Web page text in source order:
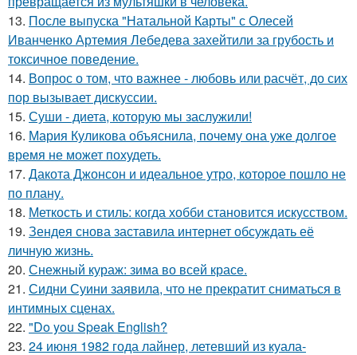
13. После выпуска "Натальной Карты" с Олесей
Иванченко Артемия Лебедева захейтили за грубость и
токсичное поведение.
14. Вопрос о том, что важнее - любовь или расчёт, до сих
пор вызывает дискуссии.
15. Суши - диета, которую мы заслужили!
16. Мария Куликова объяснила, почему она уже долгое
время не может похудеть.
17. Дакота Джонсон и идеальное утро, которое пошло не
по плану.
18. Меткость и стиль: когда хобби становится искусством.
19. Зендея снова заставила интернет обсуждать её
личную жизнь.
20. Снежный кураж: зима во всей красе.
21. Сидни Суини заявила, что не прекратит сниматься в
интимных сценах.
22. "Do you Speak English?
23. 24 июня 1982 года лайнер, летевший из куала-